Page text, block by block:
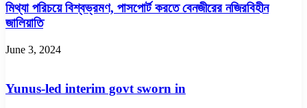
মিথ্যা পরিচয়ে বিশ্বভ্রমণ, পাসপোর্ট করতে বেনজীরের নজিরবিহীন
জালিয়াতি
June 3, 2024
Yunus-led interim govt sworn in